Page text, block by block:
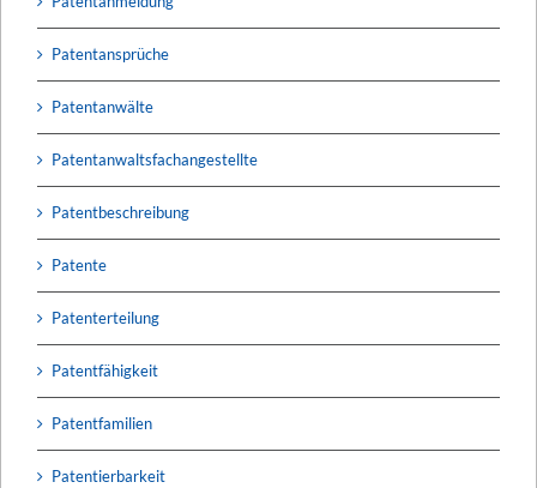
Patentansprüche
Patentanwälte
Patentanwaltsfachangestellte
Patentbeschreibung
Patente
Patenterteilung
Patentfähigkeit
Patentfamilien
Patentierbarkeit